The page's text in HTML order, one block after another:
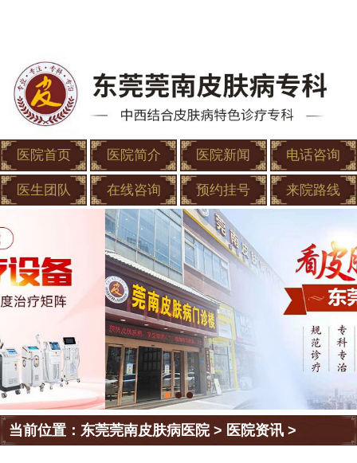
医院首页 医院简介 医院新闻 电话咨询
医生团队 在线咨询 预约挂号 来院路线
当前位置：东莞莞南皮肤病医院> 医院资讯 >